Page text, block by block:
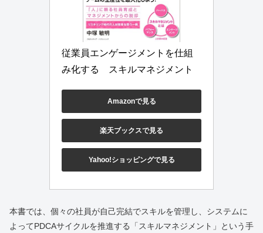
従業員エンゲージメントを仕組
み化する　スキルマネジメント
Amazonで見る
楽天ブックスで見る
Yahoo!ショッピングで見る
本書では、個々の社員が自己完結でスキルを管理し、システムに
よってPDCAサイクルを推進する「スキルマネジメント」という手